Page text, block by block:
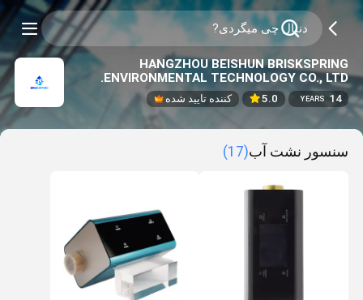
HANGZHOU BEISHUN BRISKSPRING
ENVIRONMENTAL TECHNOLOGY CO., LTD.
14
YEARS
5.0 کننده تایید شده
سنسور نشت آب(17)